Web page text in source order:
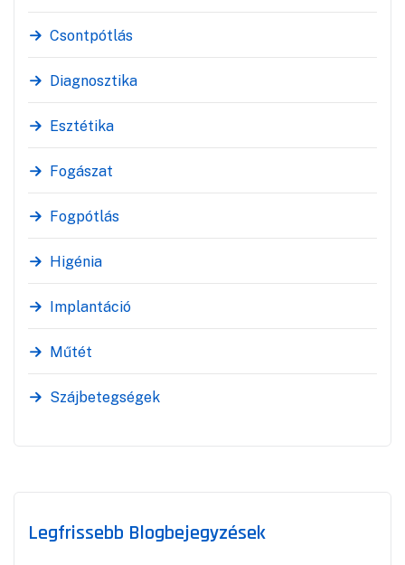
Csontpótlás
Diagnosztika
Esztétika
Fogászat
Fogpótlás
Higénia
Implantáció
Műtét
Szájbetegségek
Legfrissebb Blogbejegyzések